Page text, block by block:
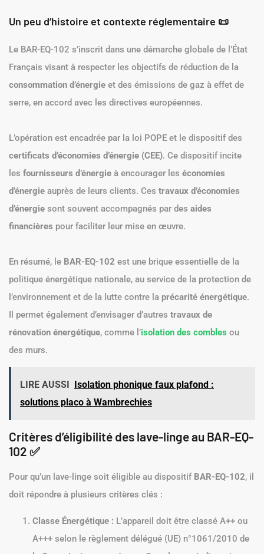
Un peu d’histoire et contexte réglementaire 📜
Le BAR-EQ-102 s’inscrit dans une démarche globale de l’État
Français visant à respecter les objectifs de réduction de la
consommation d’énergie et des émissions de gaz à effet de
serre, en accord avec les directives européennes.
L’opération est encadrée par la loi POPE et le dispositif des
certificats d’économies d’énergie (CEE). Ce dispositif incite
les fournisseurs d’énergie à encourager les économies
d’énergie auprès de leurs clients. Ces travaux d’économies
d’énergie sont souvent accompagnés par des aides
financières pour faciliter leur mise en œuvre.
En résumé, le BAR-EQ-102 est une brique essentielle de la
politique énergétique nationale, au service de la protection de
l’environnement et de la lutte contre la précarité énergétique.
Il permet également d’envisager d’autres travaux de
rénovation énergétique, comme l’isolation des combles ou
des murs.
LIRE AUSSI
Isolation phonique faux plafond :
solutions placo à Wambrechies
Critères d’éligibilité des lave-linge au BAR-EQ-
102 ✅
Pour qu’un lave-linge soit éligible au dispositif BAR-EQ-102, il
doit répondre à plusieurs critères clés :
Classe Énergétique : L’appareil doit être classé A++ ou
A+++ selon le règlement délégué (UE) n°1061/2010 de